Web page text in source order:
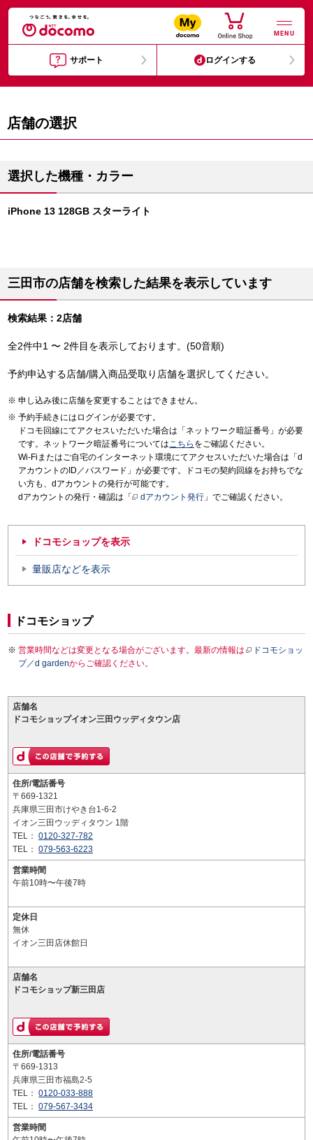
MENU
サポート ログインする
店舗の選択
選択した機種・カラー
iPhone 13 128GB スターライト
三田市の店舗を検索した結果を表示しています
検索結果：2店舗
全2件中1 〜 2件目を表示しております。(50音順)
予約申込する店舗/購入商品受取り店舗を選択してください。
申し込み後に店舗を変更することはできません。
予約手続きにはログインが必要です。
ドコモ回線にてアクセスいただいた場合は「ネットワーク暗証番号」が必要
です。ネットワーク暗証番号についてはこちら をご確認ください。
Wi-Fiまたはご自宅のインターネット環境にてアクセスいただいた場合は「d
アカウントのID／パスワード」が必要です。ドコモの契約回線をお持ちでな
い方も、dアカウントの発行が可能です。
dアカウントの発行・確認は「
dアカウント発行 」でご確認ください。
ドコモショップを表示
量販店などを表示
ドコモショップ
営業時間などは変更となる場合がございます。最新の情報は
ドコモショッ
プ／d gardenからご確認ください。
店舗名
ドコモショップイオン三田ウッディタウン店
住所/電話番号
〒669-1321
兵庫県三田市けやき台1-6-2
イオン三田ウッディタウン 1階
TEL： 0120-327-782
TEL： 079-563-6223
営業時間
午前10時〜午後7時
定休日
無休
イオン三田店休館日
店舗名
ドコモショップ新三田店
住所/電話番号
〒669-1313
兵庫県三田市福島2-5
TEL： 0120-033-888
TEL： 079-567-3434
営業時間